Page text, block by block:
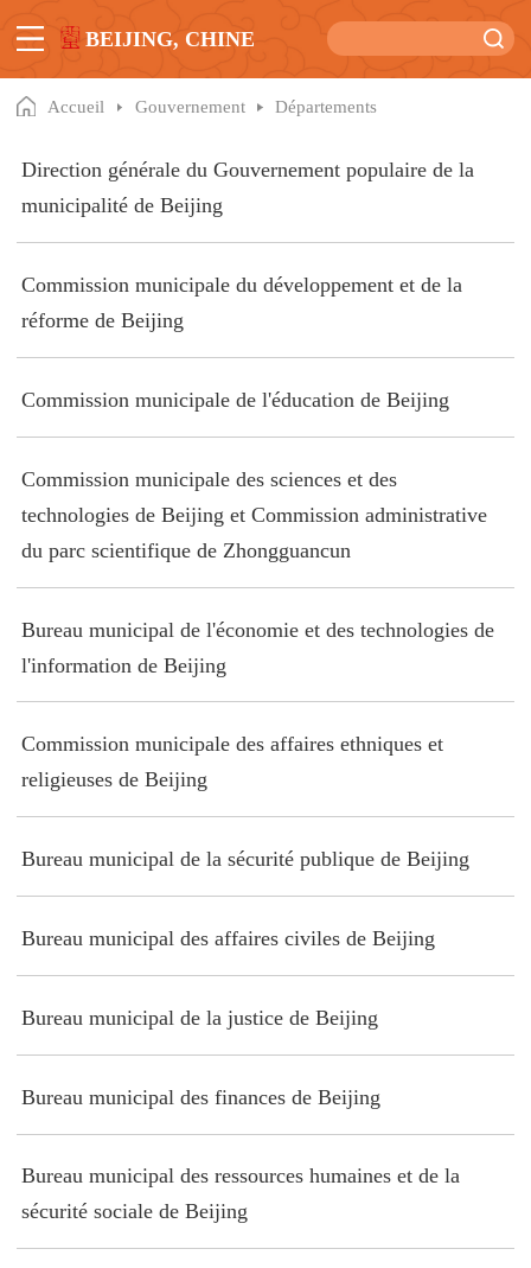
BEIJING, CHINE
Accueil Gouvernement Départements
Direction générale du Gouvernement populaire de la
municipalité de Beijing
Commission municipale du développement et de la
réforme de Beijing
Commission municipale de l'éducation de Beijing
Commission municipale des sciences et des
technologies de Beijing et Commission administrative
du parc scientifique de Zhongguancun
Bureau municipal de l'économie et des technologies de
l'information de Beijing
Commission municipale des affaires ethniques et
religieuses de Beijing
Bureau municipal de la sécurité publique de Beijing
Bureau municipal des affaires civiles de Beijing
Bureau municipal de la justice de Beijing
Bureau municipal des finances de Beijing
Bureau municipal des ressources humaines et de la
sécurité sociale de Beijing